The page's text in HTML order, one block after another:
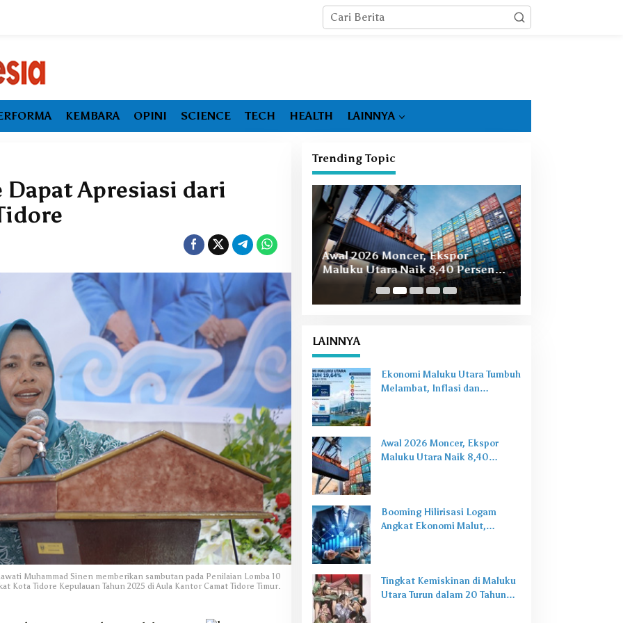
KEMBARA OPINI SCIENCE TECH HEALTH LAINNYA
Dapat Apresiasi dari
Muhammad Sinen memberikan sambutan pada Penilaian Lomba 10
Kota Tidore Kepulauan Tahun 2025 di Aula Kantor Camat Tidore Timur.
Trending Topic
Ekonomi Maluku Utara Tumbuh
Pengangguran Jadi Alarm Baru
Awal 2026 Moncer, Ekspor
Maluku Utara Naik 8,40 Persen
Ditopang Nikel dan HS 28
LAINNYA
Ekonomi Maluku Utara Tumbuh
Melambat, Inflasi dan
Awal 2026 Moncer, Ekspor
Maluku Utara Naik 8,40
Booming Hilirisasi Logam
Angkat Ekonomi Malut,
Tingkat Kemiskinan di Maluku
Utara Turun dalam 20 Tahun